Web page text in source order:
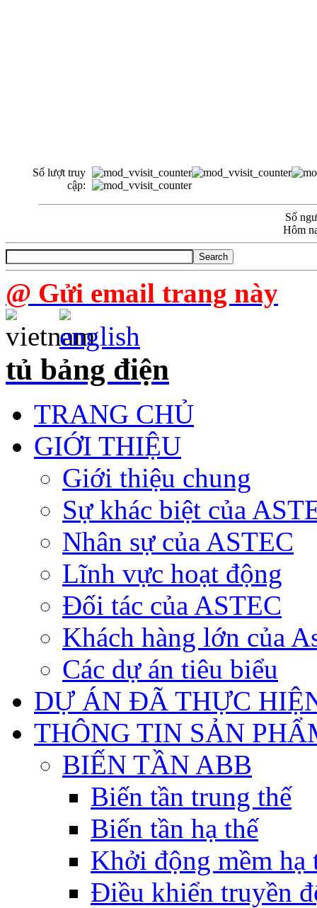
Số lượt truy
cập:
Số
Hôm
@ Gửi email trang này
tủ bảng điện
TRANG CHỦ
GIỚI THIỆU
Giới thiệu chung
Sự khác biệt của
Nhân sự của ASTEC
Lĩnh vực hoạt động
Đối tác của ASTEC
Khách hàng lớn của
Các dự án tiêu biểu
DỰ ÁN ĐÃ THỰC
THÔNG TIN SẢN
BIẾN TẦN ABB
Biến tần trung thế
Biến tần hạ thế
Khởi động mềm hạ
Điều khiển truyền